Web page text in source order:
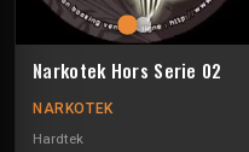
Narkotek Hors Serie 02
NARKOTEK
Hardtek